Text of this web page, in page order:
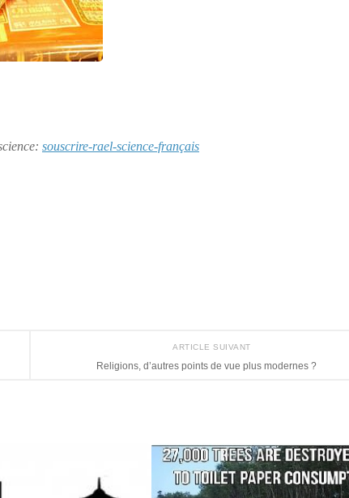
souscrire-rael-science-français
ARTICLE SUIVANT
Religions, d’autres points de vue plus modernes ?